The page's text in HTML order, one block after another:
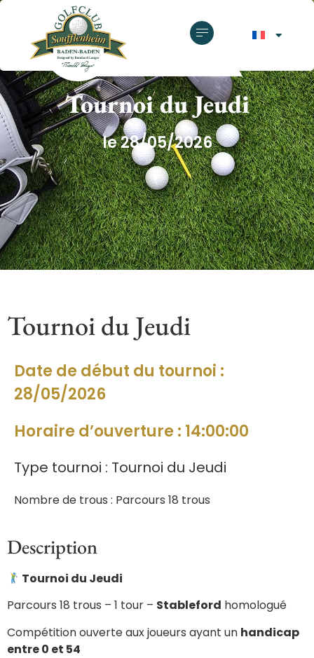
GOLF CLUB SOUFFLENHEIM
Tournoi du Jeudi
le 28/05/2026
Tournoi du Jeudi
Date de début du tournoi :
28/05/2026
Horaire d’ouverture : 14:00:00
Type tournoi : Tournoi du Jeudi
Nombre de trous : Parcours 18 trous
Description
Tournoi du Jeudi
Parcours 18 trous – 1 tour – Stableford homologué
Compétition ouverte aux joueurs ayant un handicap
entre 0 et 54